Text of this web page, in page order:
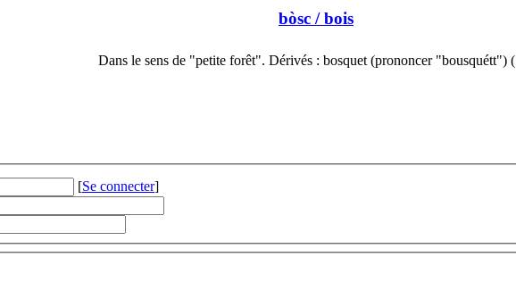
bòsc / bois
Dans le sens de "petite forêt". Dérivés : bosquet (prononcer
[Se connecter]